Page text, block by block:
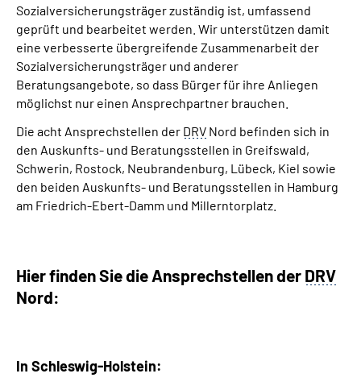
Sozialversicherungsträger zuständig ist, umfassend
geprüft und bearbeitet werden. Wir unterstützen damit
eine verbesserte übergreifende Zusammenarbeit der
Sozialversicherungsträger und anderer
Beratungsangebote, so dass Bürger für ihre Anliegen
möglichst nur einen Ansprechpartner brauchen.
Die acht Ansprechstellen der DRV Nord befinden sich in
den Auskunfts- und Beratungsstellen in Greifswald,
Schwerin, Rostock, Neubrandenburg, Lübeck, Kiel sowie
den beiden Auskunfts- und Beratungsstellen in Hamburg
am Friedrich-Ebert-Damm und Millerntorplatz.
Hier finden Sie die Ansprechstellen der DRV
Nord:
In Schleswig-Holstein: